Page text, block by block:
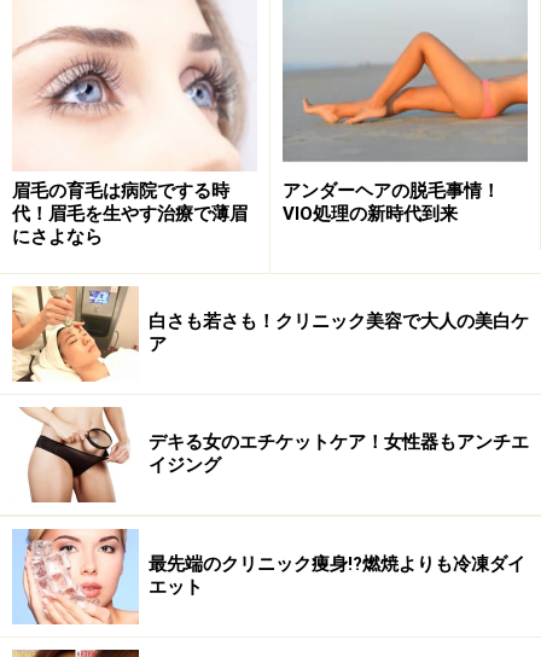
こちらがマシン本体。操作性抜群の最新型です
てハマっているのがフラクショナルレーザー「モザイ
ク」。
マシンを肌に照射すると、1センチ平方メートルあたり
50～100個・深さ約0.9mmの目に見えない微細な穴を開
きます。その穴を肌の治癒力で復元すると毎回皮膚の約
15％が新しいものに生まれ変わり、ガンコな毛穴やニキ
ビ跡、小ジワ、シミなど複数の悩みが同時に解消されて
いくというのです。
眉毛の育毛は病院でする時
代！眉毛を生やす治療で薄眉
にさよなら
アンダーヘアの脱毛事情！
VIO処理の新時代到来
白さも若さも！クリニック美容で大人の美白ケ
ア
デキる女のエチケットケア！女性器もアンチエ
イジング
最先端のクリニック痩身!?燃焼よりも冷凍ダイ
エット